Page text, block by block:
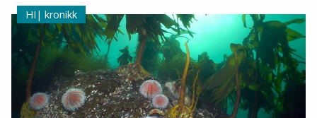
kronikk